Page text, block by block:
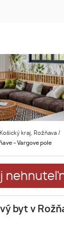
kraj, Rožňava /
– Vargove pole
byt v